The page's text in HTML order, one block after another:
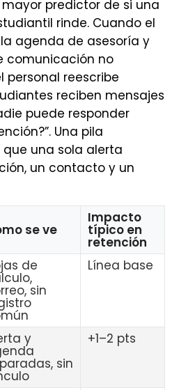
predictor de si una
rinde. Cuando el
agenda de asesoría y
comunicación no
personal reescribe
reciben mensajes
puede responder
Una pila
una sola alerta
un contacto y un
se ve
Impacto
típico en
retención
de
sin
Línea base
y
sin
+1–2 pts